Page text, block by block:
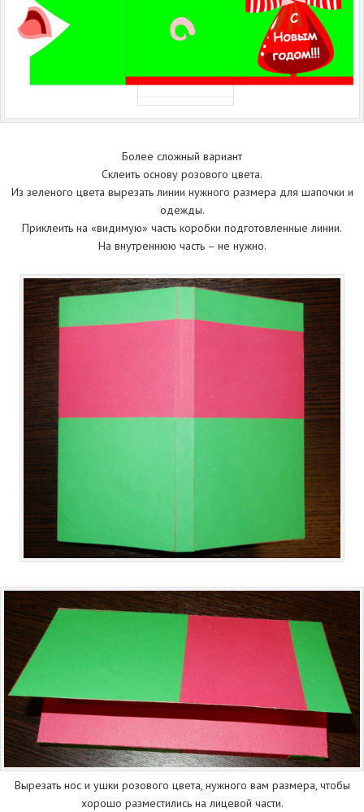
Более сложный вариант
Склеить основу розового цвета.
Из зеленого цвета вырезать линии нужного размера для шапочки и
одежды.
Приклеить на «видимую» часть коробки подготовленные линии.
На внутреннюю часть – не нужно.
Вырезать нос и ушки розового цвета, нужного вам размера, чтобы
хорошо разместились на лицевой части.